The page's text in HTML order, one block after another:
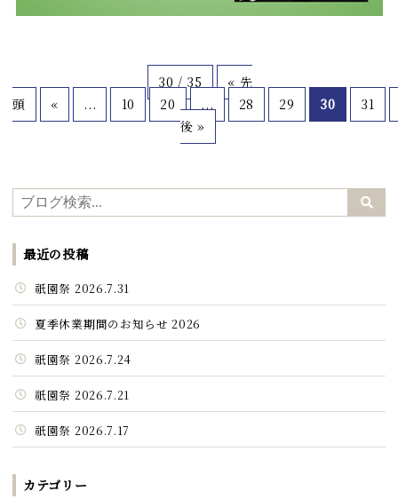
30 / 35
« 先
頭
« ... 10 20 ... 28 29 30
31
後 »
最近の投稿
祇園祭 2026.7.31
夏季休業期間のお知らせ 2026
祇園祭 2026.7.24
祇園祭 2026.7.21
祇園祭 2026.7.17
カテゴリー